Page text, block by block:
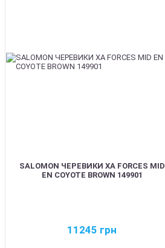
SALOMON ЧЕРЕВИКИ XA FORCES MID
EN COYOTE BROWN 149901
11245 грн